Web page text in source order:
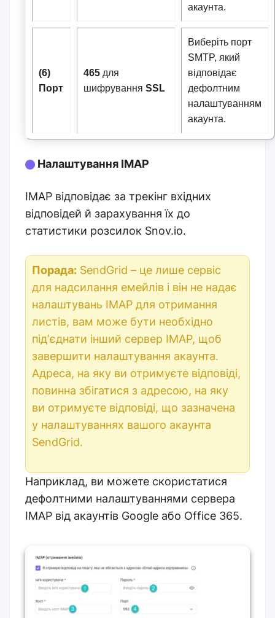
акаунта.
(6)
Порт
465 для
шифрування SSL
Виберіть порт
SMTP, який
відповідає
дефолтним
налаштуванням
акаунта.
Налаштування IMAP
IMAP відповідає за трекінг вхідних
відповідей й зарахування їх до
статистики розсилок Snov.io.
Порада: SendGrid – це лише сервіс
для надсилання емейлів і він не надає
налаштувань IMAP для отримання
листів, вам може бути необхідно
підʼєднати інший сервер IMAP, щоб
завершити налаштування акаунта.
Адреса, на яку ви отримуєте відповіді,
повинна збігатися з адресою, на яку
ви отримуєте відповіді, що зазначена
у налаштуваннях вашого акаунта
SendGrid.
Наприклад, ви можете скористатися
дефолтними налаштуваннями сервера
IMAP від акаунтів Google або Office 365.